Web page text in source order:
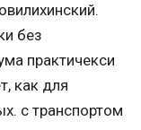
без
практичекси
как для
с транспортом